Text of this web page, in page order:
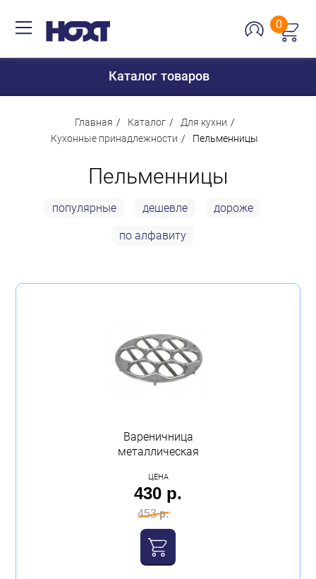
0
Каталог товаров
Сантехника
Для дачи и отдыха
Строительство и ремонт
Обувь для дома и дачи
Главная Каталог
Для кухни
Кухонные принадлежности
Пельменницы
Пельменницы
популярные дешевле дороже
по алфавиту
Вареничница
металлическая
ЦЕНА
430 р.
453 р.